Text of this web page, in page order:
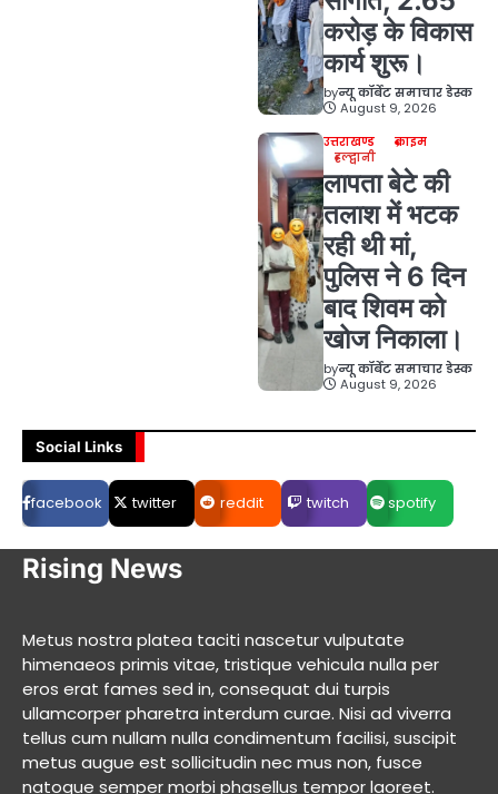
करोड़ के विकास
कार्य शुरू।
byन्यू कॉर्बेट समाचार डेस्क
August 9, 2026
उत्तराखण्ड
क्राइम
हल्द्वानी
लापता बेटे की
तलाश में भटक
रही थी मां,
पुलिस ने 6 दिन
बाद शिवम को
खोज निकाला।
byन्यू कॉर्बेट समाचार डेस्क
August 9, 2026
Social Links
facebook twitter reddit twitch spotify
Rising News
Metus nostra platea taciti nascetur vulputate
himenaeos primis vitae, tristique vehicula nulla per
eros erat fames sed in, consequat dui turpis
ullamcorper pharetra interdum curae. Nisi ad viverra
tellus cum nullam nulla condimentum facilisi, suscipit
metus augue est sollicitudin nec mus non, fusce
natoque semper morbi phasellus tempor laoreet.